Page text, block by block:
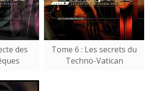
des
Tome 6 : Les secrets du
Techno-Vatican